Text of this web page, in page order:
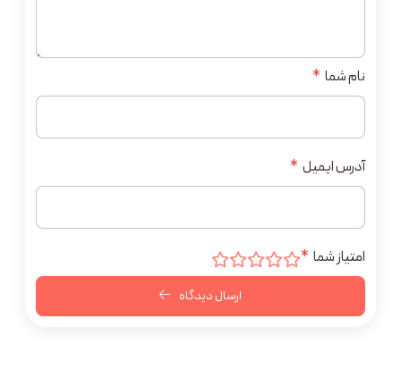
نام شما *
آدرس ایمیل *
امتیاز شما *
ارسال دیدگاه